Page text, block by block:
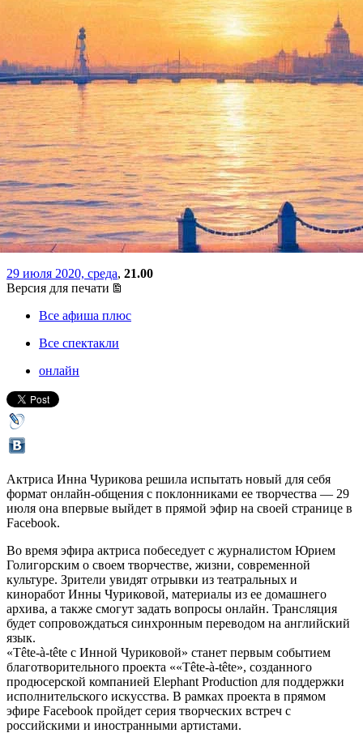
Тет-а-тет с Инной
Чуриковой. Актриса
проведет творческую встречу
в прямом эфире
29 июля 2020, среда, 21.00
Версия для печати
Все афиша плюс
Все спектакли
онлайн
Актриса Инна Чурикова решила испытать новый для себя
формат онлайн-общения с поклонниками ее творчества — 29
июля она впервые выйдет в прямой эфир на своей странице в
Facebook.
Во время эфира актриса побеседует с журналистом Юрием
Голигорским о своем творчестве, жизни, современной
культуре. Зрители увидят отрывки из театральных и
киноработ Инны Чуриковой, материалы из ее домашнего
архива, а также смогут задать вопросы онлайн. Трансляция
будет сопровождаться синхронным переводом на английский
язык.
«Tête-à-tête с Инной Чуриковой» станет первым событием
благотворительного проекта ««Tête-à-tête», созданного
продюсерской компанией Elephant Production для поддержки
исполнительского искусства. В рамках проекта в прямом
эфире Facebook пройдет серия творческих встреч с
российскими и иностранными артистами.